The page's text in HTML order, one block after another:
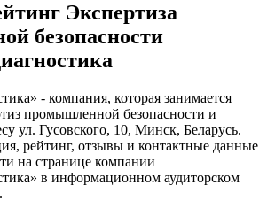
Экспертиза
безопасности
- компания, которая занимается
промышленной безопасности и
ул. Гусовского, 10, Минск, Беларусь.
рейтинг, отзывы и контактные данные
на странице компании
в информационном аудиторском